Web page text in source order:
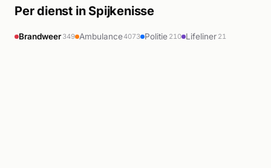
Per dienst in Spijkenisse
Brandweer 349 Ambulance4073 Politie 210 Lifeliner 21